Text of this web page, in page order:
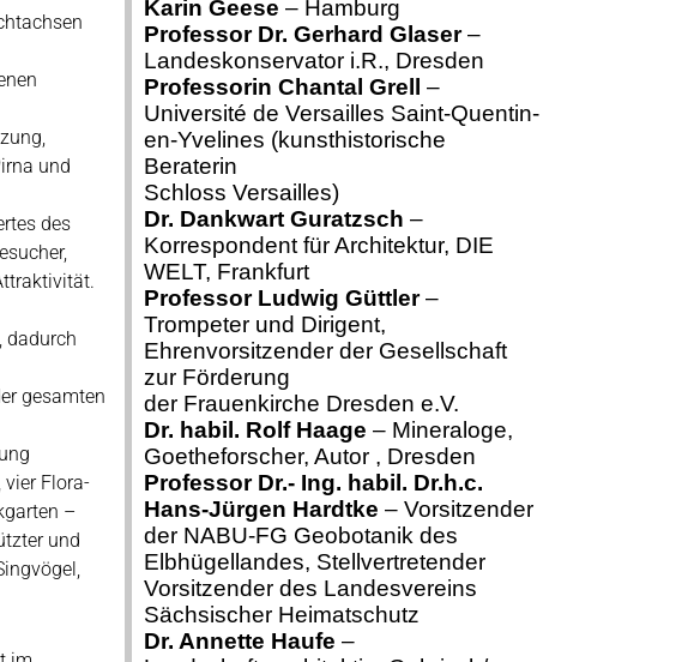
und
des
dadurch
gesamten
Flora-
–
und
Karin Geese – Hamburg
Professor Dr. Gerhard Glaser–
Landeskonservator i.R., Dresden
Professorin Chantal Grell
–
Université de Versailles Saint-Quentin-
en-Yvelines (kunsthistorische
Beraterin
Schloss Versailles)
Dr. Dankwart Guratzsch –
Korrespondent für Architektur, DIE
WELT, Frankfurt
Professor Ludwig Güttler–
Trompeter und Dirigent,
Ehrenvorsitzender der Gesellschaft
zur Förderung
der Frauenkirche Dresden e.V.
Dr. habil. Rolf Haage – Mineraloge,
Goetheforscher, Autor , Dresden
Professor Dr.- Ing. habil. Dr.h.c.
Hans-Jürgen Hardtke – Vorsitzender
der NABU-FG Geobotanik des
Elbhügellandes, Stellvertretender
Vorsitzender des Landesvereins
Sächsischer Heimatschutz
Dr. Annette Haufe –